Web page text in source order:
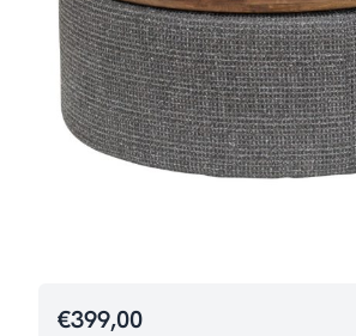
€399,00